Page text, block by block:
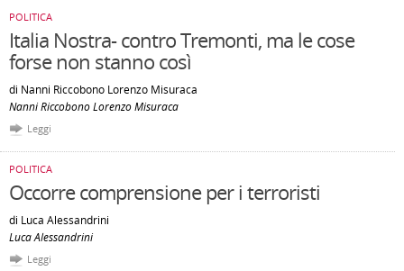
POLITICA
Italia Nostra- contro Tremonti, ma le cose
forse non stanno così
di Nanni Riccobono Lorenzo Misuraca
Nanni Riccobono Lorenzo Misuraca
Leggi
POLITICA
Occorre comprensione per i terroristi
di Luca Alessandrini
Luca Alessandrini
Leggi